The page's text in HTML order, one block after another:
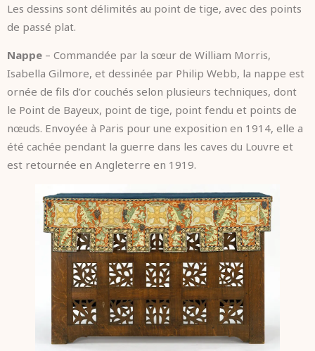
Les dessins sont délimités au point de tige, avec des points
de passé plat.
Nappe – Commandée par la sœur de William Morris,
Isabella Gilmore, et dessinée par Philip Webb, la nappe est
ornée de fils d’or couchés selon plusieurs techniques, dont
le Point de Bayeux, point de tige, point fendu et points de
nœuds. Envoyée à Paris pour une exposition en 1914, elle a
été cachée pendant la guerre dans les caves du Louvre et
est retournée en Angleterre en 1919.